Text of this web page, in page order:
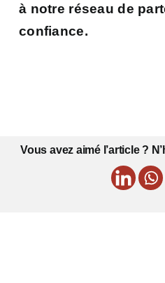
à notre réseau de
confiance.
Vous avez aimé l’article ?